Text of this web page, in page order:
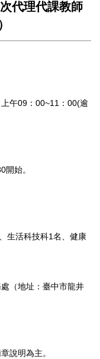
代理代課教師
午09：00~11：00(逾
始。
生活科技科1名、健康
（地址：臺中市龍井
說明為主。